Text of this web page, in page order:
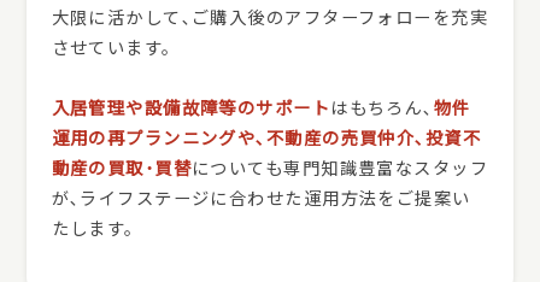
大限に活かして､ご購入後のアフターフォローを充実
させています。
入居管理や設備故障等のサポートはもちろん､ 物件
運用の再プランニングや､不動産の売買仲介､投資不
動産の買取･買替についても専門知識豊富なスタッフ
が､ライフステージに合わせた運用方法をご提案い
たします。